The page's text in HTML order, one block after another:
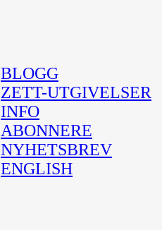
BLOGG
ZETT-UTGIVELSER
INFO
ABONNERE
NYHETSBREV
ENGLISH